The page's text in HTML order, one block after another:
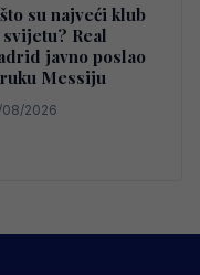
su najveći klub
svijetu? Real
javno poslao
Messiju
2026